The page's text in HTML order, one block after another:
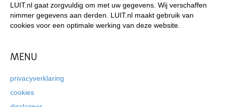
LUIT.nl gaat zorgvuldig om met uw gegevens. Wij verschaffen
nimmer gegevens aan derden. LUIT.nl maakt gebruik van
cookies voor een optimale werking van deze website.
MENU
privacyverklaring
cookies